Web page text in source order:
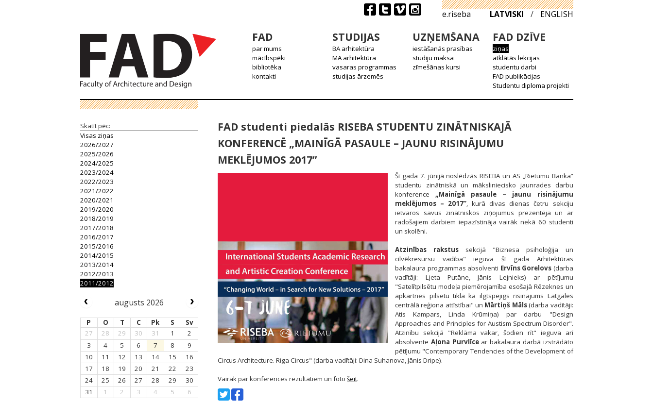
e.riseba LATVISKI / ENGLISH
FAD
par mums
mācībspēki
bibliotēka
kontakti
STUDIJAS
BA arhitektūra
MA arhitektūra
vasaras programmas
studijas ārzemēs
UZŅEMŠANA
iestāšanās prasības
studiju maksa
zīmešānas kursi
FAD DZĪVE
ziņas
atklātās lekcijas
studentu darbi
FAD publikācijas
Studentu diploma projekti
FAD studenti piedalās RISEBA STUDENTU ZINĀTNISKAJĀ
KONFERENCĒ „MAINĪGĀ PASAULE – JAUNU RISINĀJUMU
MEKLĒJUMOS 2017”
Šī gada 7. jūnijā noslēdzās RISEBA un AS „Rietumu Banka”
studentu zinātniskā un māksliniecisko jaunrades darbu
konference„Mainīgā pasaule – jaunu risinājumu
meklējumos – 2017”, kurā divas dienas četru sekciju
ietvaros savus zinātniskos ziņojumus prezentēja un ar
radošajiem darbiem iepazīstināja vairāk nekā 60 studenti
un skolēni.
Atzinības rakstus sekcijā "Biznesa psiholoģija un
cilvēkresursu vadība" ieguva šī gada Arhitektūras
bakalaura programmas absolventi Ervīns Gorelovs (darba
vadītāji: Ljeta Putāne, Jānis Lejnieks) ar pētījumu
"Satelītpilsētu modeļa piemērojamība esošajā Rēzeknes un
apkārtnes pilsētu tīklā kā ilgtspējīgs risinājums Latgales
centrālā reģiona attīstībai" un Mārtiņš Māls(darba vadītāji:
Atis Kampars, Linda Krūmiņa) par darbu "Design
Approaches and Principles for Austism Spectrum Disorder".
Atzinību sekcijā "Reklāma vakar, šodien rīt" ieguva arī
absolvente Aļona Purvlīcear bakalaura darbā izstrādāto
pētījumu "Contemporary Tendencies of the Development of
Circus Architecture. Riga Circus" (darba vadītāji: Dina Suhanova, Jānis Dripe).
Vairāk par konferences rezultātiem un fotošeit.
Skatīt pēc:
Visas ziņas
2026/2027
2025/2026
2024/2025
2023/2024
2022/2023
2021/2022
2020/2021
2019/2020
2018/2019
2017/2018
2016/2017
2015/2016
2014/2015
2013/2014
2012/2013
2011/2012
augusts 2026
P O T C Pk S
Sv
27
28 29 30 31 1
2
3
4 5 6 7 8
9
10
11 12 13 14 15
16
17
18 19 20 21 22
23
24
25 26 27 28 29
30
31
1 2 3 4 5 6